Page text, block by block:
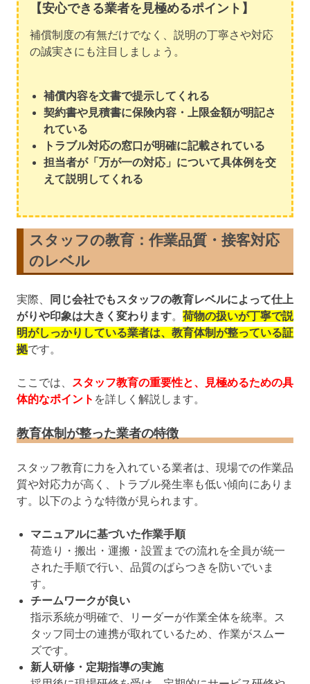
【安心できる業者を見極めるポイント】
補償制度の有無だけでなく、説明の丁寧さや対応
の誠実さにも注目しましょう。
補償内容を文書で提示してくれる
契約書や見積書に保険内容・上限金額が明記さ
れている
トラブル対応の窓口が明確に記載されている
担当者が「万が一の対応」について具体例を交
えて説明してくれる
スタッフの教育 ：作業品質・接客対応
のレベル
実際、
同じ会社でもスタッフの教育レベルによって仕上
がりや印象は大きく変わります。 荷物の扱いが丁寧で説
明がしっかりしている業者は、教育体制が整っている証
拠です。
ここでは、 スタッフ教育の重要性と、見極めるための具
体的なポイント を詳しく解説します。
教育体制が整った業者の特徴
スタッフ教育に力を入れている業者は、現場での作業品
質や対応力が高く、トラブル発生率も低い傾向にありま
す。以下のような特徴が見られます。
マニュアルに基づいた作業手順
荷造り・搬出・運搬・設置までの流れを全員が統一
された手順で行い、品質のばらつきを防いでいま
す。
チームワークが良い
指示系統が明確で、リーダーが作業全体を統率。ス
タッフ同士の連携が取れているため、作業がスムー
ズです。
新人研修・定期指導の実施